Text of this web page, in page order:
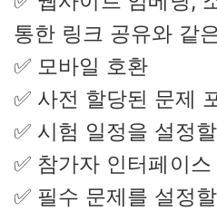
통한 링크 공유와 같
✅ 모바일 호환
✅ 사전 할당된 문제
✅ 시험 일정을 설정
✅ 참가자 인터페이
✅ 필수 문제를 설정